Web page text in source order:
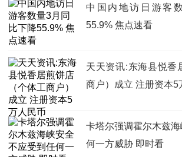
中国内地访日游客
55.9% 焦点速看
天天资讯:东海县悦香
商户）成立 注册资本5
卡塔尔强调霍尔木兹
何一方威胁 即时看